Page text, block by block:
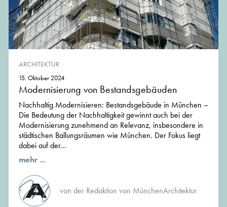
ARCHITEKTUR
15. Oktober 2024
Modernisierung von Bestandsgebäuden
Nachhaltig Modernisieren: Bestandsgebäude in München –
Die Bedeutung der Nachhaltigkeit gewinnt auch bei der
Modernisierung zunehmend an Relevanz, insbesondere in
städtischen Ballungsräumen wie München. Der Fokus liegt
dabei auf der...
mehr ...
von der Redaktion von MünchenArchitektur